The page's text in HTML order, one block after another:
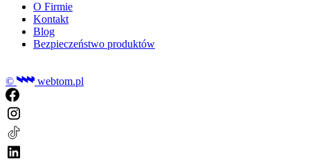
O Firmie
Kontakt
Blog
Bezpieczeństwo produktów
© webtom.pl